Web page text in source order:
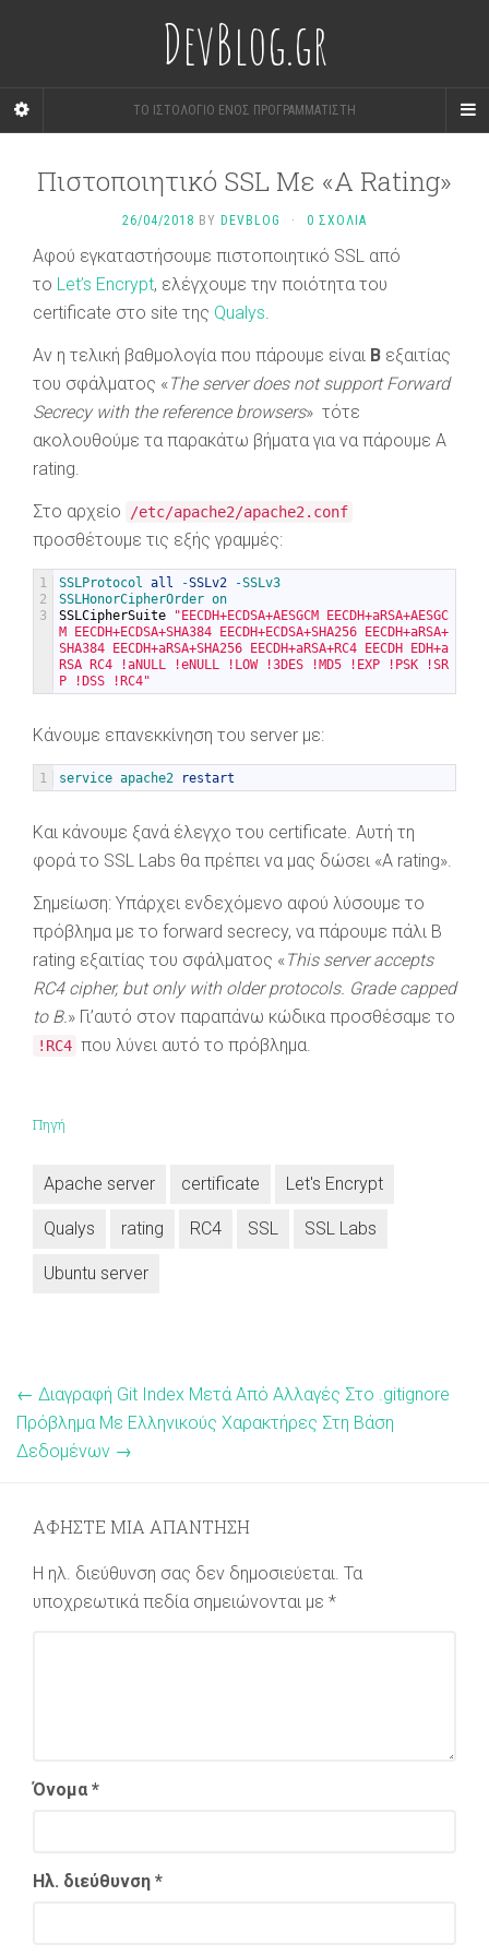
DevBlog.gr
ΤΟ ΙΣΤΟΛΟΓΙΟ ΕΝΟΣ ΠΡΟΓΡΑΜΜΑΤΙΣΤΗ
Πιστοποιητικό SSL Με «A Rating»
26/04/2018 BY DEVBLOG · 0 ΣΧΟΛΙΑ
Αφού εγκαταστήσουμε πιστοποιητικό SSL από
το Let’s Encrypt, ελέγχουμε την ποιότητα του
certificate στο site της Qualys.
Αν η τελική βαθμολογία που πάρουμε είναι B εξαιτίας
του σφάλματος «The server does not support Forward
Secrecy with the reference browsers» τότε
ακολουθούμε τα παρακάτω βήματα για να πάρουμε A
rating.
Στο αρχείο /etc/apache2/apache2.conf
προσθέτουμε τις εξής γραμμές:
1
2
3
SSLProtocol all -SSLv2 -SSLv3
SSLHonorCipherOrder on
SSLCipherSuite
"EECDH+ECDSA+AESGCM EECDH+aRSA+AESGC
M EECDH+ECDSA+SHA384 EECDH+ECDSA+SHA256 EECDH+aRSA+
SHA384 EECDH+aRSA+SHA256 EECDH+aRSA+RC4 EECDH EDH+a
RSA RC4 !aNULL !eNULL !LOW !3DES !MD5 !EXP !PSK !SR
P !DSS !RC4"
Κάνουμε επανεκκίνηση του server με:
1 service apache2 restart
Και κάνουμε ξανά έλεγχο του certificate. Αυτή τη
φορά το SSL Labs θα πρέπει να μας δώσει «A rating».
Σημείωση: Υπάρχει ενδεχόμενο αφού λύσουμε το
πρόβλημα με το forward secrecy, να πάρουμε πάλι B
rating εξαιτίας του σφάλματος «This server accepts
RC4 cipher, but only with older protocols. Grade capped
to B.» Γι’αυτό στον παραπάνω κώδικα προσθέσαμε το
!RC4 που λύνει αυτό το πρόβλημα.
Πηγή
Apache server certificate Let's Encrypt
Qualys rating RC4 SSL SSL Labs
Ubuntu server
← Διαγραφή Git Index Μετά Από Αλλαγές Στο .gitignore
Πρόβλημα Με Ελληνικούς Χαρακτήρες Στη Βάση
Δεδομένων →
ΑΦΗΣΤΕ ΜΙΑ ΑΠΑΝΤΗΣΗ
Η ηλ. διεύθυνση σας δεν δημοσιεύεται. Τα
υποχρεωτικά πεδία σημειώνονται με *
Όνομα *
Ηλ. διεύθυνση *